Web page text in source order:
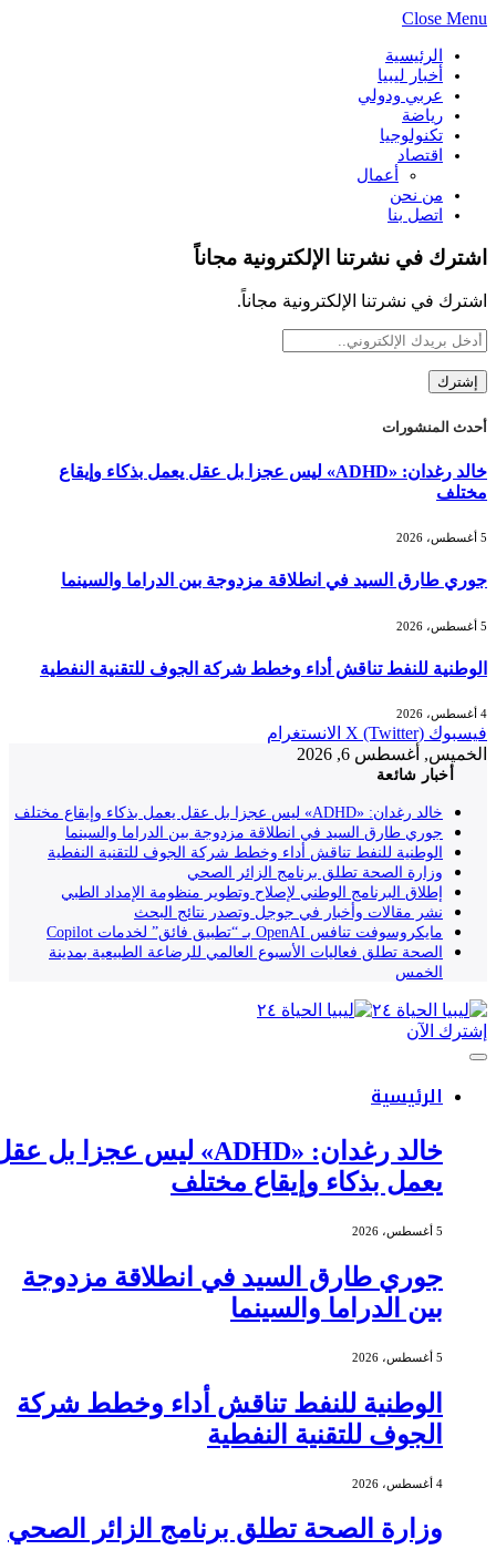
Close Menu
الرئيسية
أخبار ليبيا
عربي ودولي
رياضة
تكنولوجيا
اقتصاد
أعمال
من نحن
اتصل بنا
اشترك في نشرتنا الإلكترونية مجاناً
اشترك في نشرتنا الإلكترونية مجاناً.
أحدث المنشورات
خالد رغدان: «ADHD» ليس عجزا بل عقل يعمل بذكاء وإيقاع
مختلف
جوري طارق السيد في انطلاقة مزدوجة بين الدراما والسينما
الوطنية للنفط تناقش أداء وخطط شركة الجوف للتقنية النفطية
فيسبوك X (Twitter) الانستغرام
الخميس, أغسطس 6, 2026
أخبار شائعة
خالد رغدان: «ADHD» ليس عجزا بل عقل يعمل بذكاء وإيقاع مختلف
جوري طارق السيد في انطلاقة مزدوجة بين الدراما والسينما
الوطنية للنفط تناقش أداء وخطط شركة الجوف للتقنية النفطية
وزارة الصحة تطلق برنامج الزائر الصحي
إطلاق البرنامج الوطني لإصلاح وتطوير منظومة الإمداد الطبي
نشر مقالات وأخبار في جوجل وتصدر نتائج البحث
مايكروسوفت تنافس OpenAI بـ “تطبيق فائق” لخدمات Copilot
الصحة تطلق فعاليات الأسبوع العالمي للرضاعة الطبيعية بمدينة
الخمس
إشترك الآن
الرئيسية
خالد رغدان: «ADHD» ليس عجزا بل عقل
يعمل بذكاء وإيقاع مختلف
جوري طارق السيد في انطلاقة مزدوجة
بين الدراما والسينما
الوطنية للنفط تناقش أداء وخطط شركة
الجوف للتقنية النفطية
وزارة الصحة تطلق برنامج الزائر الصحي